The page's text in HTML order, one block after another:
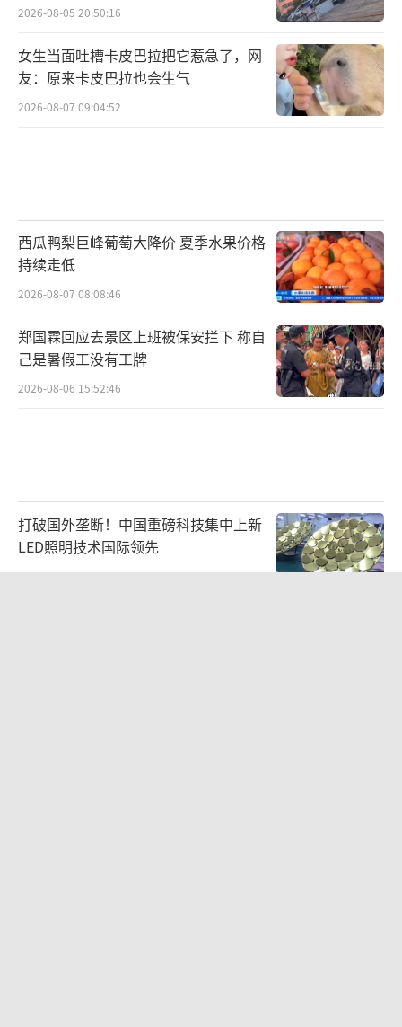
2026-08-05 20:50:16
女生当面吐槽卡皮巴拉把它惹急了，网
友：原来卡皮巴拉也会生气
2026-08-07 09:04:52
西瓜鸭梨巨峰葡萄大降价 夏季水果价格
持续走低
2026-08-07 08:08:46
郑国霖回应去景区上班被保安拦下 称自
己是暑假工没有工牌
2026-08-06 15:52:46
打破国外垄断！中国重磅科技集中上新
LED照明技术国际领先
2026-08-07 07:28:50